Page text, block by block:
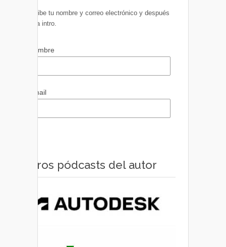
Escribe tu nombre y correo electrónico y después
pulsa intro.
Nombre
Email
Otros pódcasts del autor